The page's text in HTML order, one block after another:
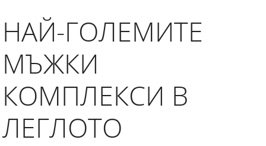
НАЙ-ГОЛЕМИТЕ
МЪЖКИ
КОМПЛЕКСИ В
ЛЕГЛОТО